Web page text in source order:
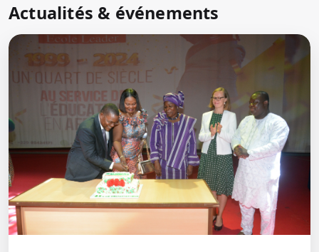
Actualités & événements